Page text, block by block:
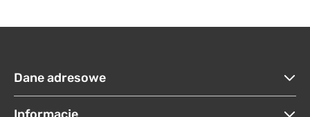
Dane adresowe